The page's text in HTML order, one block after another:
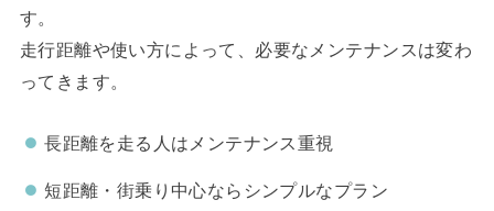
す。
走行距離や使い方によって、必要なメンテナンスは変わ
ってきます。
長距離を走る人はメンテナンス重視
短距離・街乗り中心ならシンプルなプラン